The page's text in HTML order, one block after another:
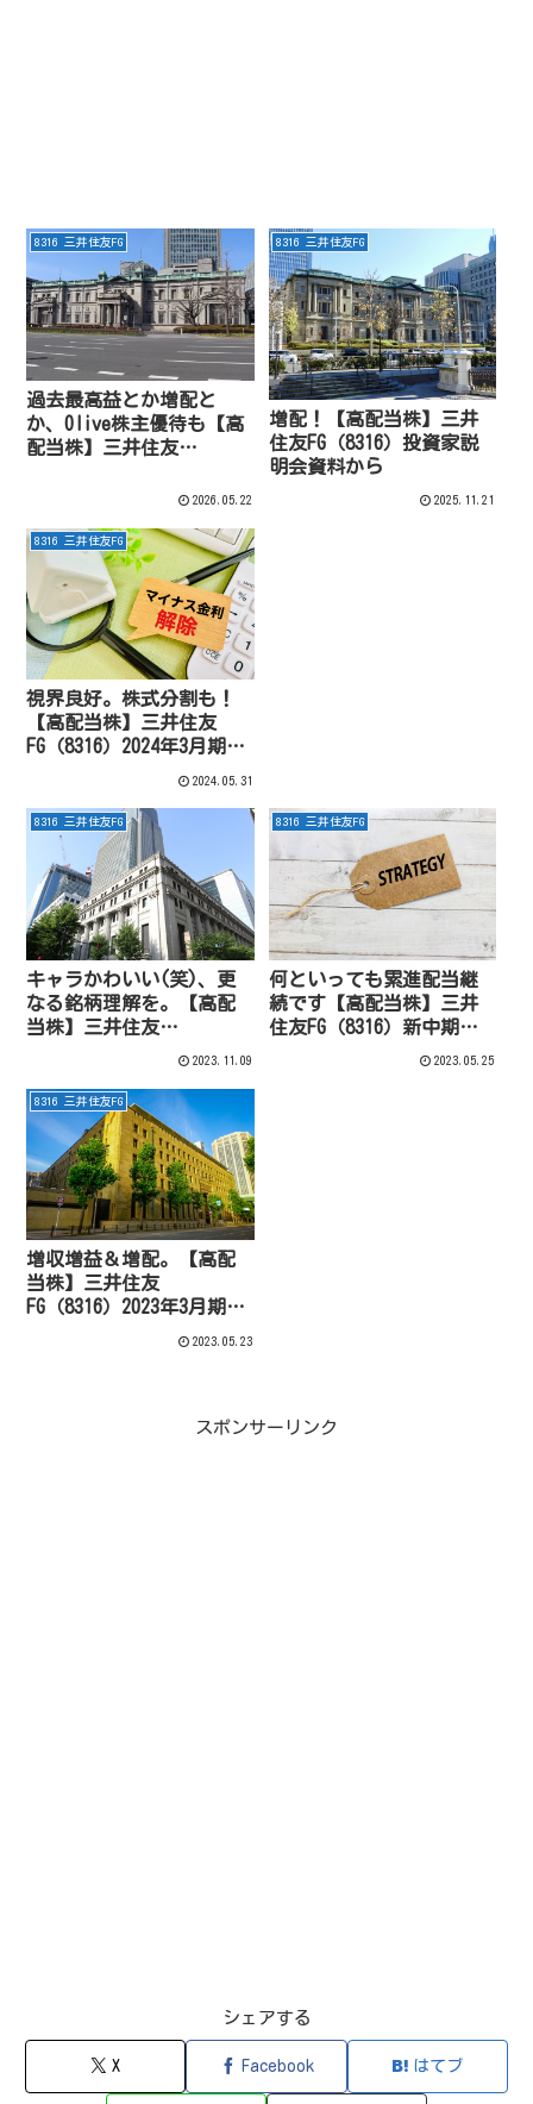
8316 三井住友FG
過去最高益とか増配と
か、Olive株主優待も【高
配当株】三井住友
2026.05.22
8316 三井住友FG
増配！【高配当株】三井
住友FG（8316）投資家説
明会資料から
2025.11.21
8316 三井住友FG
視界良好。株式分割も！
【高配当株】三井住友
FG（8316）2024年3月期決
2024.05.31
8316 三井住友FG
キャラかわいい(笑)、更
なる銘柄理解を。【高配
当株】三井住友
FG（8316）個人投資家向
2023.11.09
8316 三井住友FG
何といっても累進配当継
続です【高配当株】三井
住友FG（8316）新中期経
2023.05.25
8316 三井住友FG
増収増益＆増配。【高配
当株】三井住友
FG（8316）2023年3月期決
2023.05.23
スポンサーリンク
シェアする
X Facebook はてブ